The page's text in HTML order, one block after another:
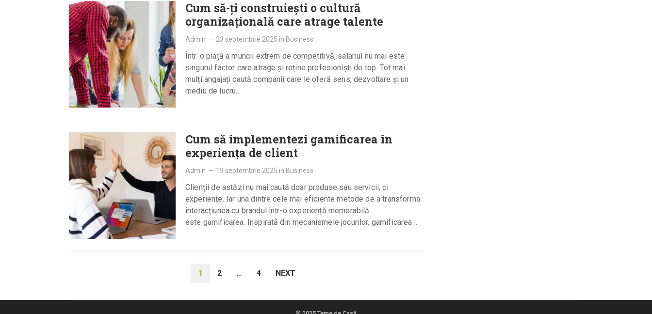
Cum să-ți construiești o cultură
organizațională care atrage talente
Admin — 23 septembrie 2025 in Business
Într-o piață a muncii extrem de competitivă, salariul nu mai este
singurul factor care atrage și reține profesioniști de top. Tot mai
mulți angajați caută companii care le oferă sens, dezvoltare și un
mediu de lucru…
Cum să implementezi gamificarea în
experiența de client
Admin — 19 septembrie 2025 in Business
Clienții de astăzi nu mai caută doar produse sau servicii, ci
experiențe. Iar una dintre cele mai eficiente metode de a transforma
interacțiunea cu brandul într-o experiență memorabilă
este gamificarea. Inspirată din mecanismele jocurilor, gamificarea
1 2 … 4 NEXT